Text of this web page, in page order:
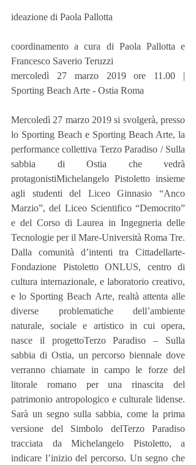
ideazione di Paola Pallotta
coordinamento a cura di Paola Pallotta e
Francesco Saverio Teruzzi
mercoledì 27 marzo 2019 ore 11.00 |
Sporting Beach Arte - Ostia Roma
Mercoledì 27 marzo 2019 si svolgerà, presso
lo Sporting Beach e Sporting Beach Arte, la
performance collettiva Terzo Paradiso / Sulla
sabbia di Ostia che vedrà
protagonistiMichelangelo Pistoletto insieme
agli studenti del Liceo Ginnasio “Anco
Marzio”, del Liceo Scientifico “Democrito”
e del Corso di Laurea in Ingegneria delle
Dalla comunità d’intenti tra Cittadellarte-
Fondazione Pistoletto ONLUS, centro di
cultura internazionale, e laboratorio creativo,
e lo Sporting Beach Arte, realtà attenta alle
diverse problematiche dell’ambiente
naturale, sociale e artistico in cui opera,
nasce il progettoTerzo Paradiso – Sulla
sabbia di Ostia, un percorso biennale dove
verranno chiamate in campo le forze del
litorale romano per una rinascita del
patrimonio antropologico e culturale lidense.
Sarà un segno sulla sabbia, come la prima
versione del Simbolo delTerzo Paradiso
tracciata da Michelangelo Pistoletto, a
indicare l’inizio del percorso. Un segno che